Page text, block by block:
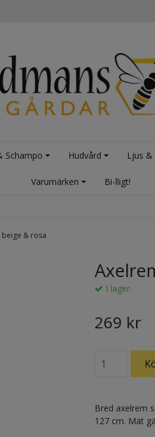
Schampo Hudvård Ljus
Varumärken Bi-lligt!
beige & rosa
I lager.
269 kr
Bred axelrem
127 cm. Mät